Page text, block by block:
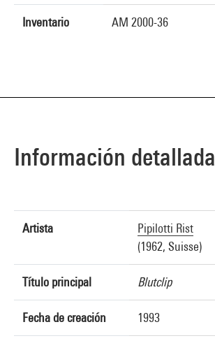
Inventario AM 2000-36
Información detallada
Artista
Pipilotti Rist
(1962, Suisse)
Título principal Blutclip
Fecha de creación 1993